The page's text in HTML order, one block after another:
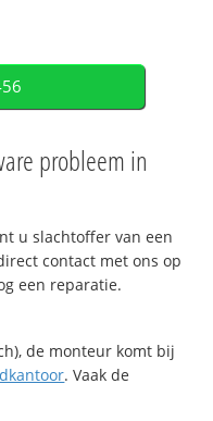
probleem in
u slachtoffer van een
contact met ons op
een reparatie.
de monteur komt bij
. Vaak de